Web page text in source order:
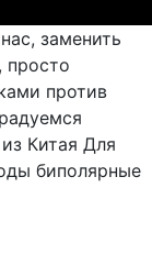
заменить
просто
против
Китая Для
биполярные